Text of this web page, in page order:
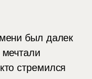
был далек
стремился